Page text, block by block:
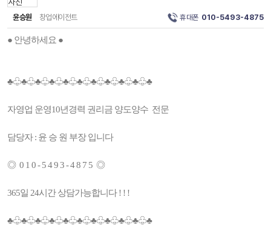
윤승원 창업에이전트 휴대폰 010-5493-4875
● 안녕하세요 ●
♣♧♣♧♣♧♣♧♣♧♣♧♣♧♣♧♣♧♣♧♣
자영업 운영10년경력 권리금 양도양수 전문
담당자 : 윤 승 원 부장 입니다
◎ 0 1 0 - 5 4 9 3 - 4 8 7 5 ◎
365일 24시간 상담가능합니다 ! ! !
♣♧♣♧♣♧♣♧♣♧♣♧♣♧♣♧♣♧♣♧♣